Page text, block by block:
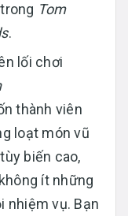
Tom
.
lối chơi
thành viên
loạt món vũ
biến cao,
ít những
nhiệm vụ. Bạn